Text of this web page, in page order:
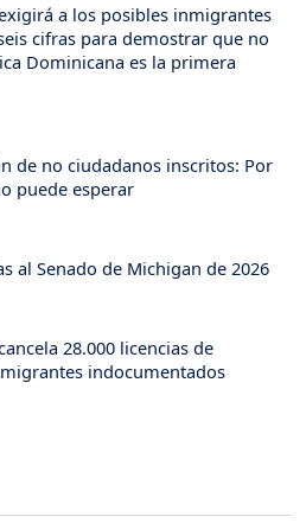
a los posibles inmigrantes
cifras para demostrar que no
Dominicana es la primera
de no ciudadanos inscritos: Por
puede esperar
al Senado de Michigan de 2026
28.000 licencias de
indocumentados